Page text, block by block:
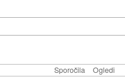
Sporočila Ogledi